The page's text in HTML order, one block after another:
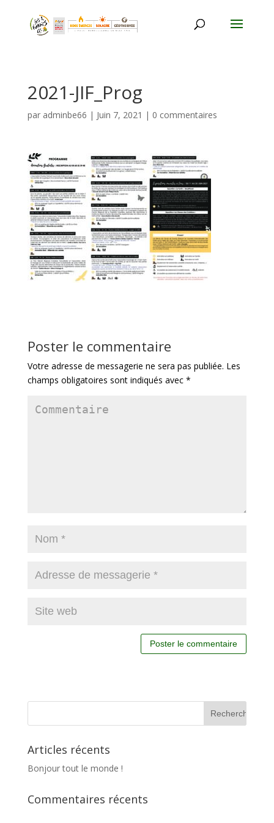
2021-JIF_Prog
par adminbe66 | Juin 7, 2021 | 0 commentaires
Poster le commentaire
Votre adresse de messagerie ne sera pas publiée. Les
champs obligatoires sont indiqués avec *
Articles récents
Bonjour tout le monde !
Commentaires récents